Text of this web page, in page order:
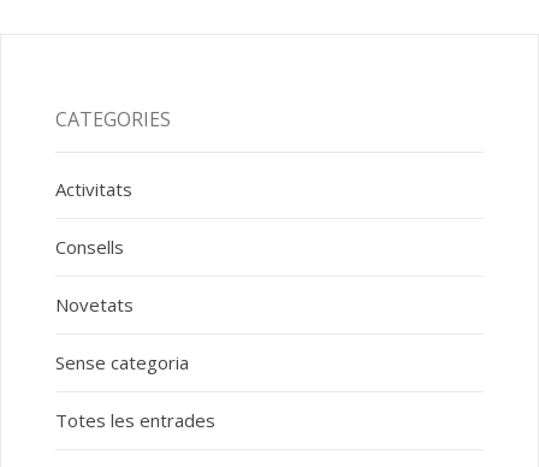
CATEGORIES
Activitats
Consells
Novetats
Sense categoria
Totes les entrades